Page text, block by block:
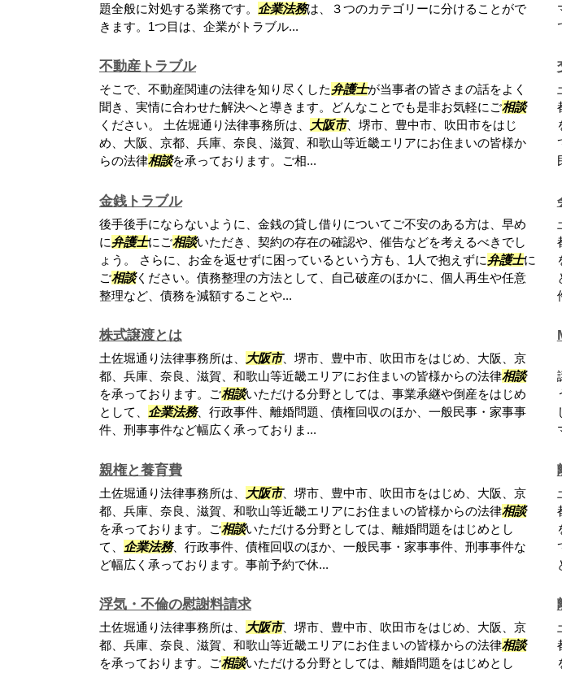
題全般に対処する業務です。 企業法務は、３つのカテゴリーに分けることがで
きます。1つ目は、企業がトラブル...
不動産トラブル
そこで、不動産関連の法律を知り尽くした弁護士が当事者の皆さまの話をよく
聞き、実情に合わせた解決へと導きます。どんなことでも是非お気軽にご相談
ください。 土佐堀通り法律事務所は、
大阪市、堺市、豊中市、吹田市をはじ
め、大阪、京都、兵庫、奈良、滋賀、和歌山等近畿エリアにお住まいの皆様か
らの法律相談を承っております。ご相...
金銭トラブル
後手後手にならないように、金銭の貸し借りについてご不安のある方は、早め
に弁護士にご相談いただき、契約の存在の確認や、催告などを考えるべきでし
ょう。 さらに、お金を返せずに困っているという方も、1人で抱えずに弁護士に
ご相談ください。債務整理の方法として、自己破産のほかに、個人再生や任意
整理など、債務を減額することや...
株式譲渡とは
土佐堀通り法律事務所は、 大阪市、堺市、豊中市、吹田市をはじめ、大阪、京
都、兵庫、奈良、滋賀、和歌山等近畿エリアにお住まいの皆様からの法律相談
を承っております。ご相談いただける分野としては、事業承継や倒産をはじめ
として、 企業法務、行政事件、離婚問題、債権回収のほか、一般民事・家事事
件、刑事事件など幅広く承っておりま...
親権と養育費
土佐堀通り法律事務所は、 大阪市、堺市、豊中市、吹田市をはじめ、大阪、京
都、兵庫、奈良、滋賀、和歌山等近畿エリアにお住まいの皆様からの法律相談
を承っております。ご相談いただける分野としては、離婚問題をはじめとし
て、 企業法務、行政事件、債権回収のほか、一般民事・家事事件、刑事事件な
ど幅広く承っております。事前予約で休...
浮気・不倫の慰謝料請求
土佐堀通り法律事務所は、 大阪市、堺市、豊中市、吹田市をはじめ、大阪、京
都、兵庫、奈良、滋賀、和歌山等近畿エリアにお住まいの皆様からの法律相談
を承っております。ご相談いただける分野としては、離婚問題をはじめとし